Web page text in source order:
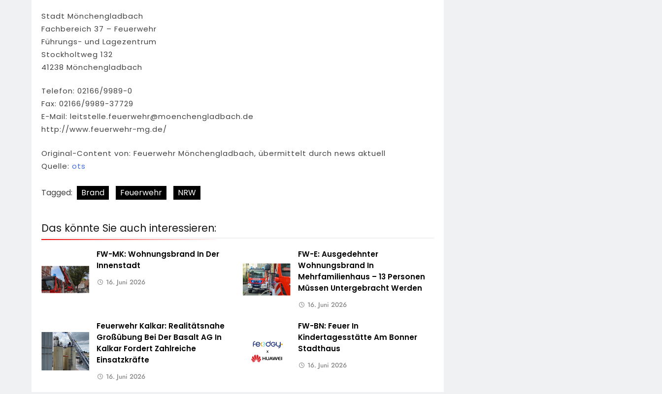
Stadt Mönchengladbach
Fachbereich 37 – Feuerwehr
Führungs- und Lagezentrum
Stockholtweg 132
41238 Mönchengladbach
Telefon: 02166/9989-0
Fax: 02166/9989-37729
E-Mail: leitstelle.feuerwehr@moenchengladbach.de
http://www.feuerwehr-mg.de/
Original-Content von: Feuerwehr Mönchengladbach, übermittelt durch news aktuell
Quelle: ots
Tagged: Brand Feuerwehr NRW
Das könnte Sie auch interessieren:
FW-MK: Wohnungsbrand In Der
Innenstadt
16. Juni 2026
FW-E: Ausgedehnter
Wohnungsbrand In
Mehrfamilienhaus – 13 Personen
Müssen Untergebracht Werden
16. Juni 2026
Feuerwehr Kalkar: Realitätsnahe
Großübung Bei Der Basalt AG In
Kalkar Fordert Zahlreiche
Einsatzkräfte
16. Juni 2026
FW-BN: Feuer In
Kindertagesstätte Am Bonner
Stadthaus
16. Juni 2026